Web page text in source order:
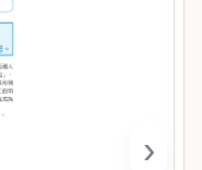
›